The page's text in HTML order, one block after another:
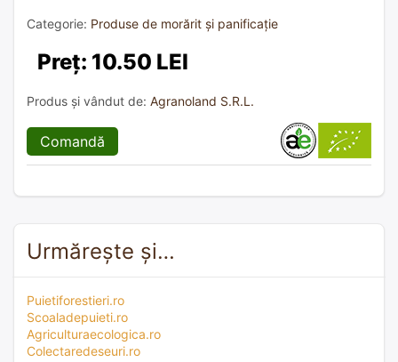
Categorie: Produse de morărit și panificație
Preț: 10.50 LEI
Produs și vândut de: Agranoland S.R.L.
Comandă
Urmărește și…
Puietiforestieri.ro
Scoaladepuieti.ro
Agriculturaecologica.ro
Colectaredeseuri.ro